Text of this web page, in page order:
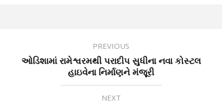
PREVIOUS
ઓડિશામાં રામેશ્વરમથી પરાદીપ સુધીના નવા કોસ્ટલ
હાઇવેના નિર્માણને મંજૂરી
NEXT